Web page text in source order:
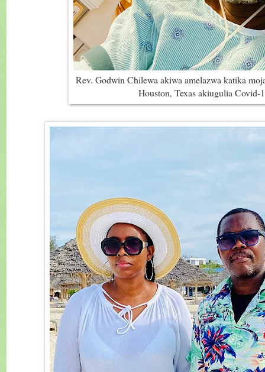
Rev. Godwin Chilewa akiwa amelazwa katika
Houston, Texas akiugulia Covid-